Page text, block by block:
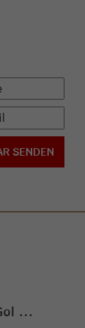
...